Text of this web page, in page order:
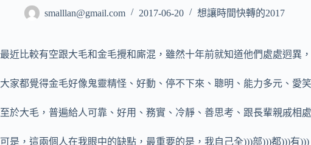
smalllan@gmail.com 2017-06-20 想讓時間快轉的2017
最近比較有空跟大毛和金毛攪和廝混 ，雖然十年前就知道他們處處迥異
大家都覺得金毛好像鬼靈精怪、好動、停不下來、聰明、能力多元、愛
至於大毛，普遍給人可靠、好用、務實、冷靜、善思考、跟長輩親戚
可是，這兩個人在我眼中的缺點，最重要的是，我自己全)))部)))都)))有)))